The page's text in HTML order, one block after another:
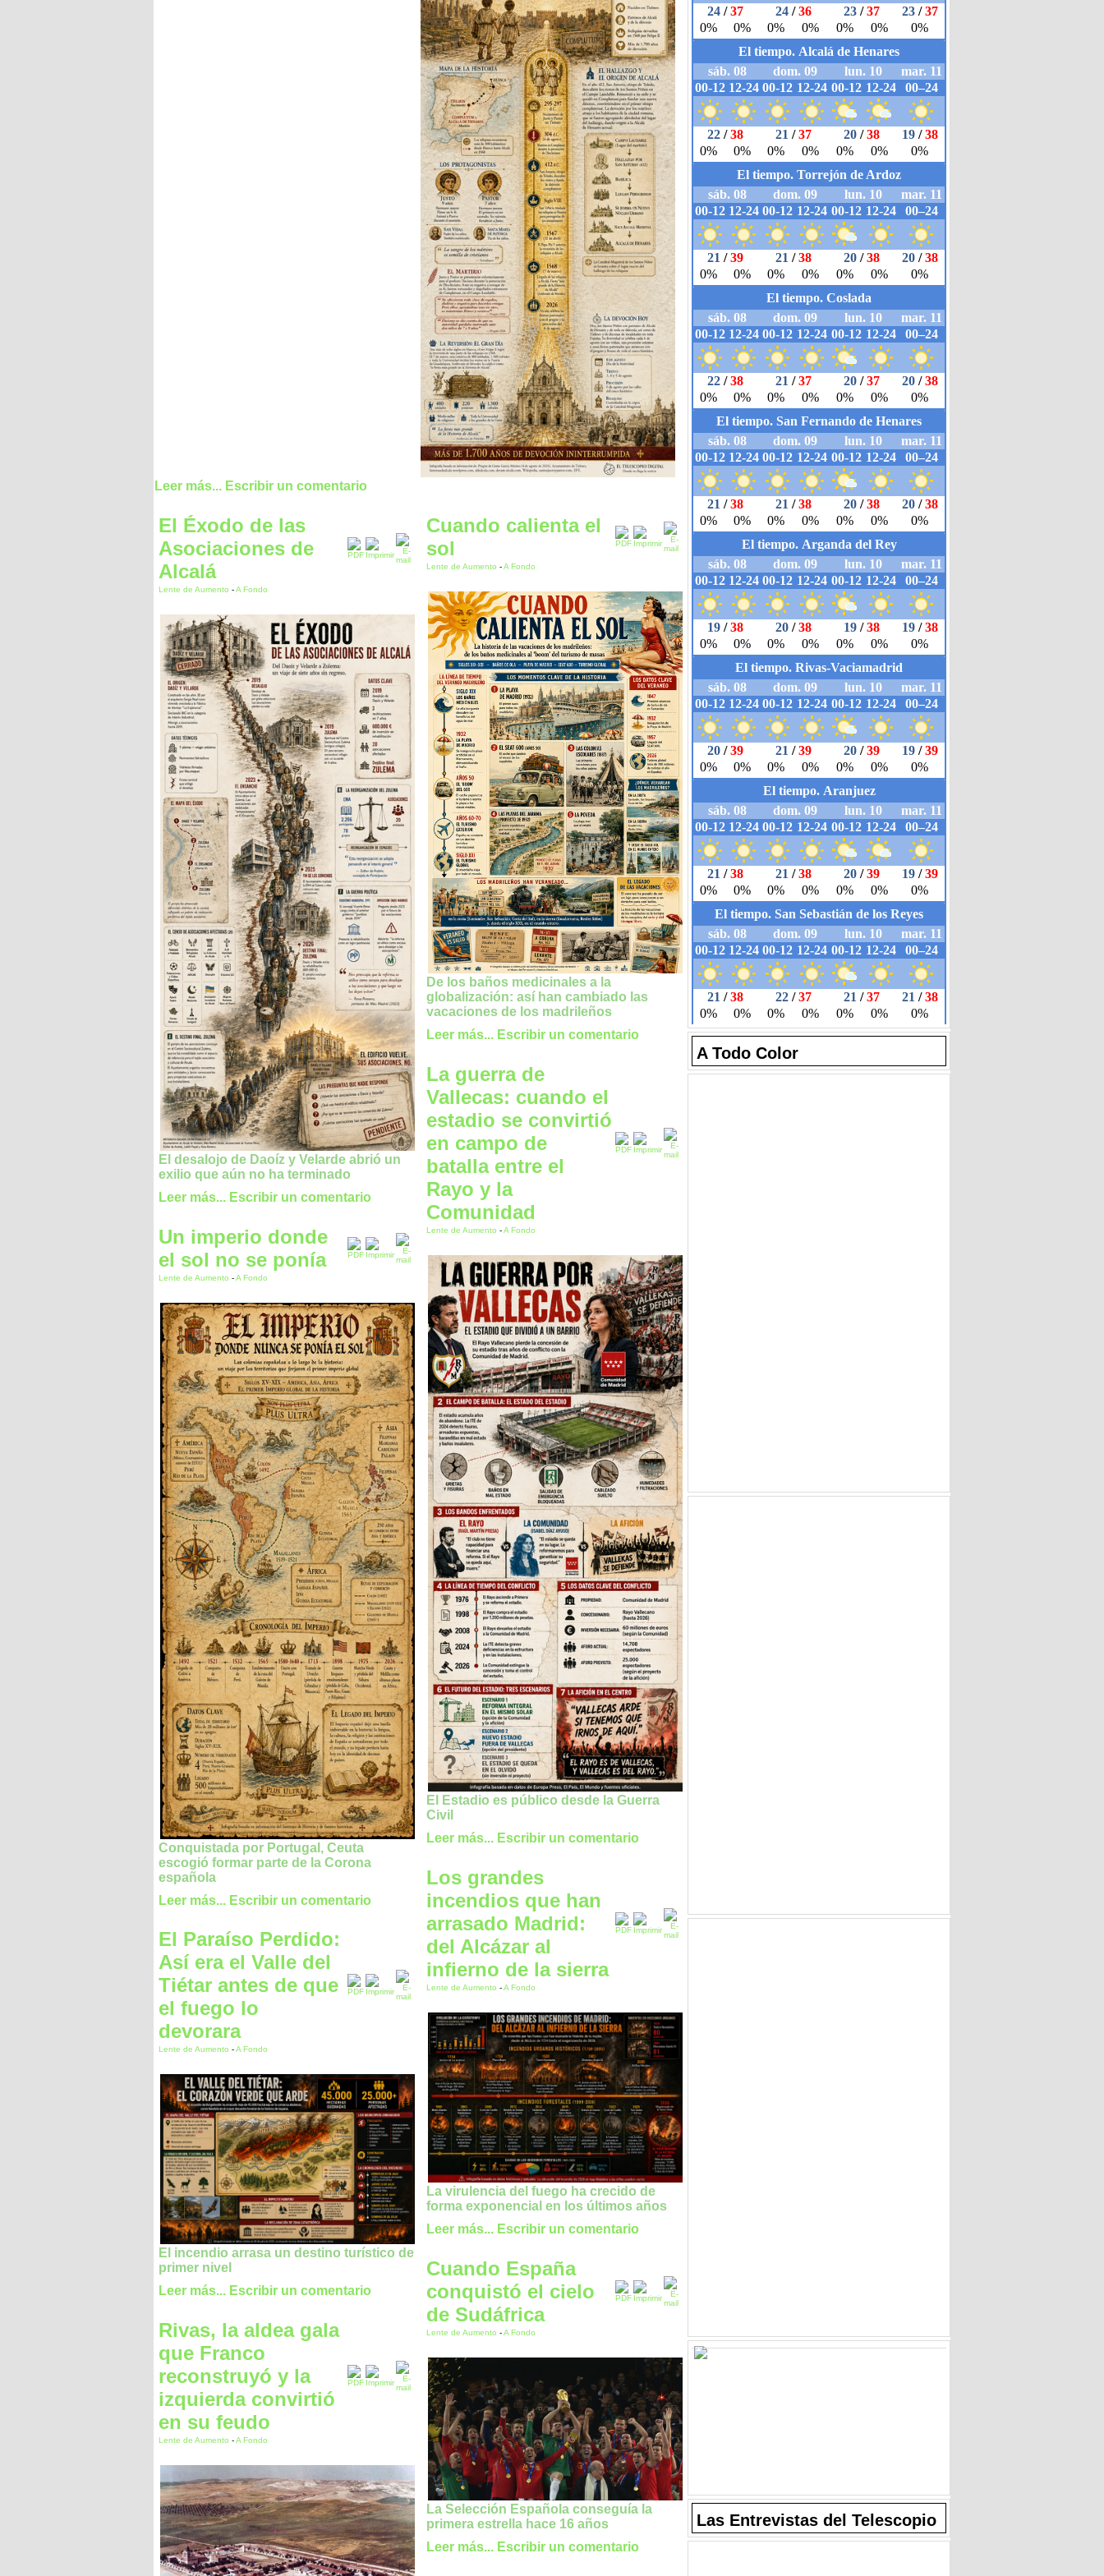
Leer más... Escribir un comentario
El Éxodo de las
Asociaciones de
Alcalá
Lente de Aumento -A Fondo
El desalojo de Daoíz y Velarde abrió un
exilio que aún no ha terminado
Leer más... Escribir un comentario
Un imperio donde
el sol no se ponía
Lente de Aumento -A Fondo
Conquistada por Portugal, Ceuta
escogió formar parte de la Corona
española
Leer más... Escribir un comentario
El Paraíso Perdido:
Así era el Valle del
Tiétar antes de que
el fuego lo
devorara
Lente de Aumento -A Fondo
El incendio arrasa un destino turístico de
primer nivel
Leer más... Escribir un comentario
Rivas, la aldea gala
que Franco
reconstruyó y la
izquierda convirtió
en su feudo
Lente de Aumento -A Fondo
Cuando calienta el
sol
Lente de Aumento -A Fondo
De los baños medicinales a la
globalización: así han cambiado las
vacaciones de los madrileños
Leer más... Escribir un comentario
La guerra de
Vallecas: cuando el
estadio se convirtió
en campo de
batalla entre el
Rayo y la
Comunidad
Lente de Aumento -A Fondo
El Estadio es público desde la Guerra
Civil
Leer más... Escribir un comentario
Los grandes
incendios que han
arrasado Madrid:
del Alcázar al
infierno de la sierra
Lente de Aumento -A Fondo
La virulencia del fuego ha crecido de
forma exponencial en los últimos años
Leer más... Escribir un comentario
Cuando España
conquistó el cielo
de Sudáfrica
Lente de Aumento -A Fondo
La Selección Española conseguía la
primera estrella hace 16 años
Leer más... Escribir un comentario
A Todo Color
Las Entrevistas del Telescopio